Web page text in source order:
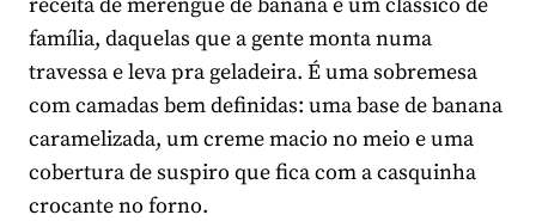
família, daquelas que a gente monta numa
travessa e leva pra geladeira. É uma sobremesa
com camadas bem definidas: uma base de banana
caramelizada, um creme macio no meio e uma
cobertura de suspiro que fica com a casquinha
crocante no forno.